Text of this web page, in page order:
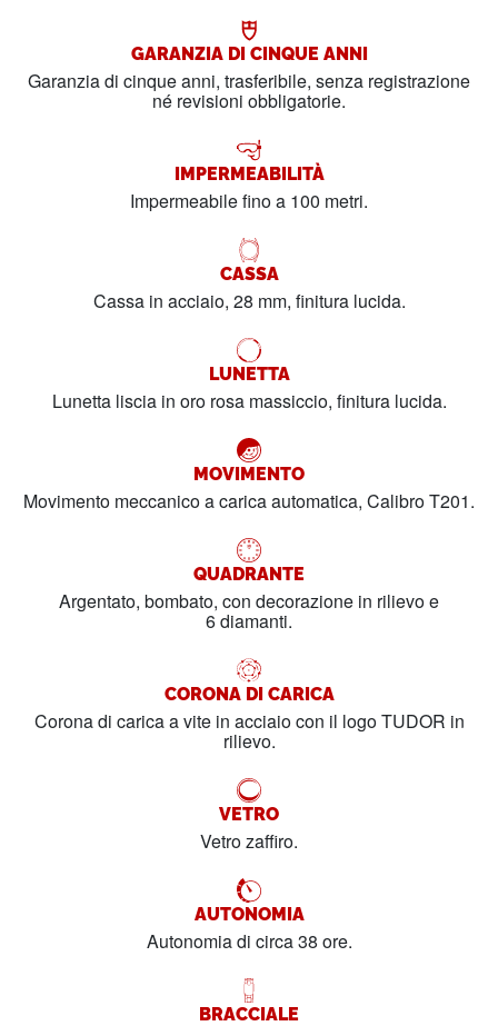
GARANZIA DI CINQUE ANNI
Garanzia di cinque anni, trasferibile, senza registrazione
né revisioni obbligatorie.
IMPERMEABILITÀ
Impermeabile fino a 100 metri.
CASSA
Cassa in acciaio, 28 mm, finitura lucida.
LUNETTA
Lunetta liscia in oro rosa massiccio, finitura lucida.
MOVIMENTO
Movimento meccanico a carica automatica, Calibro T201.
QUADRANTE
Argentato, bombato, con decorazione in rilievo e
6 diamanti.
CORONA DI CARICA
Corona di carica a vite in acciaio con il logo TUDOR in
rilievo.
VETRO
Vetro zaffiro.
AUTONOMIA
Autonomia di circa 38 ore.
BRACCIALE